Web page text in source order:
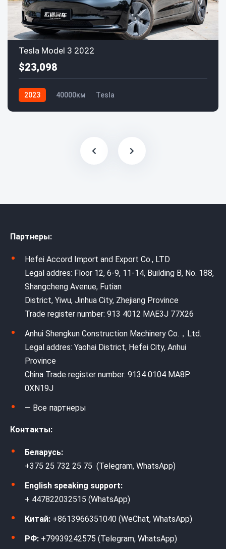
Tesla Model 3 2022
$23,098
2023 40000км Tesla
Партнеры:
Hefei Accord Import and Export Co., LTD
Legal addres: Floor 12, 6-9, 11-14, Building B, No. 188,
Shangcheng Avenue, Futian
District, Yiwu, Jinhua City, Zhejiang Province
Trade register number: 913 4012 MAE3J 77X26
Anhui Shengkun Construction Machinery Co.，Ltd.
Legal addres: Yaohai District, Hefei City, Anhui
Province
China Trade register number: 9134 0104 MA8P
0XN19J
— Все партнеры
Контакты:
Беларусь:
+375 25 732 25 75 (Telegram, WhatsApp)
English speaking support:
+ 447822032515 (WhatsApp)
Китай: +8613966351040 (WeChat, WhatsApp)
РФ: +79939242575 (Telegram, WhatsApp)